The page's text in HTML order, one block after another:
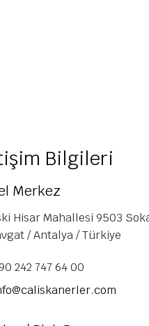
Bilgileri
Merkez
Hisar Mahallesi 9503
/ Antalya / Türkiye
242 747 64 00